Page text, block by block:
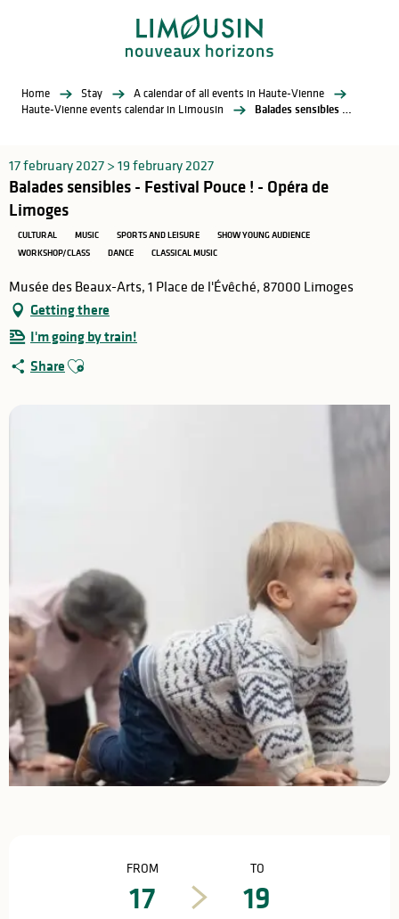
Home Stay
A calendar of all events in Haute-Vienne
Haute-Vienne events calendar in Limousin
Balades sensibles - Festival Pouce ! - Opéra de Limoges
17 february 2027 > 19 february 2027
Balades sensibles - Festival Pouce ! - Opéra de
Limoges
CULTURAL MUSIC SPORTS AND LEISURE
SHOW YOUNG AUDIENCE
WORKSHOP/CLASS
DANCE CLASSICAL MUSIC
Musée des Beaux-Arts, 1 Place de l'Évêché, 87000 Limoges
Getting there
I'm going by train!
Share Ajouter aux favoris
FROM
17
TO
19